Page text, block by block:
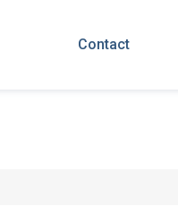
Contact